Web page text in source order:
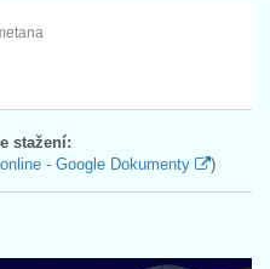
stažení:
- Google Dokumenty )